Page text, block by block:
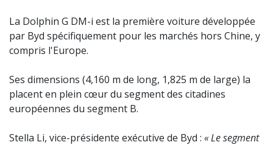
La Dolphin G DM-i est la première voiture développée
par Byd spécifiquement pour les marchés hors Chine, y
compris l'Europe.
Ses dimensions (4,160 m de long, 1,825 m de large) la
placent en plein cœur du segment des citadines
européennes du segment B.
Stella Li, vice-présidente exécutive de Byd : « Le segment